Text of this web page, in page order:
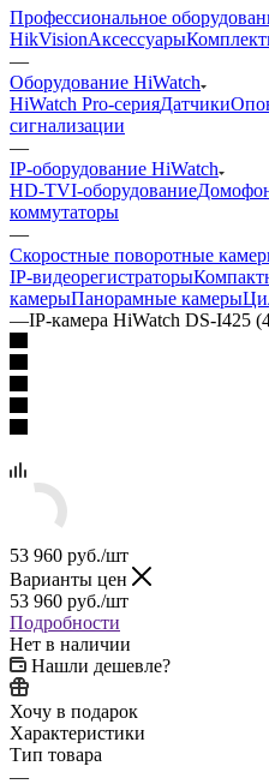
Профессиональное
HikVisionАксессуары
—
Оборудование HiWatch
HiWatch Pro-серияДатчики
сигнализации
—
IP-оборудование HiWatch
HD-TVI-оборудование
коммутаторы
—
Скоростные поворотные
IP-видеорегистраторы
камерыПанорамные камеры
—IP-камера HiWatch DS-I425
53 960 руб./шт
Варианты цен
53 960 руб./шт
Подробности
Нет в наличии
Нашли дешевле?
Хочу в подарок
Характеристики
Тип товара
—